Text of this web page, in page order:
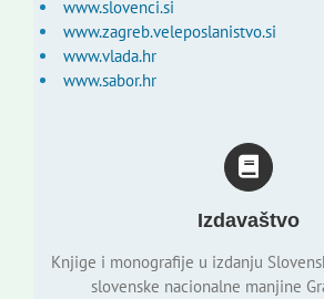
www.slovenci.si
www.zagreb.veleposlanistvo.si
www.vlada.hr
www.sabor.hr
Izdavaštvo
Knjige i monografije u izdanju
slovenske nacionalne manjine